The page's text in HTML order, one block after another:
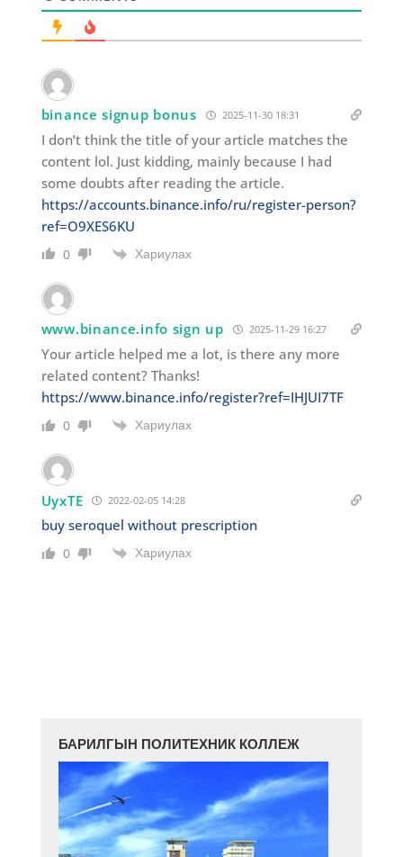
binance signup bonus 2025-11-30 18:31
I don’t think the title of your article matches the
content lol. Just kidding, mainly because I had
some doubts after reading the article.
https://accounts.binance.info/ru/register-person?
ref=O9XES6KU
0 Хариулах
www.binance.info sign up 2025-11-29 16:27
Your article helped me a lot, is there any more
related content? Thanks!
https://www.binance.info/register?ref=IHJUI7TF
0 Хариулах
UyxTE 2022-02-05 14:28
buy seroquel without prescription
0 Хариулах
БАРИЛГЫН ПОЛИТЕХНИК КОЛЛЕЖ